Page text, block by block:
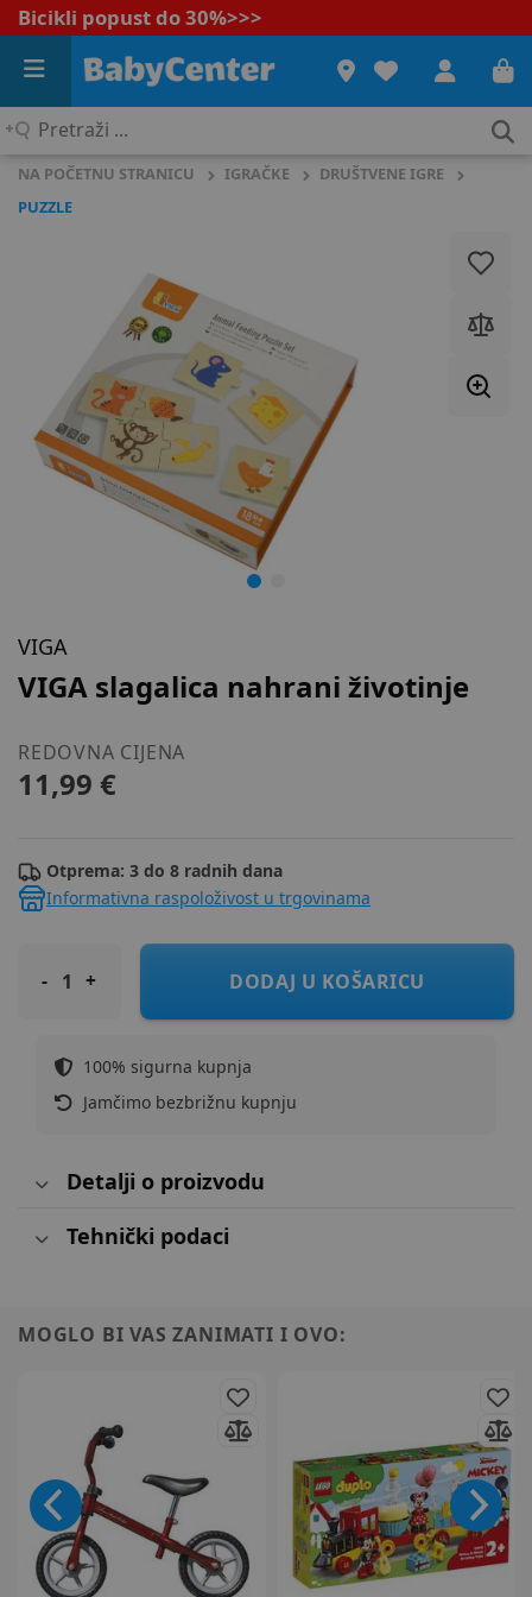
Bicikli popust do 30%>>>
Pretraži
NA POČETNU STRANICU IGRAČKE
DRUŠTVENE IGRE
PUZZLE
VIGA
VIGA slagalica nahrani životinje
REDOVNA CIJENA
11,99 €
Otprema: 3 do 8 radnih dana
Informativna raspoloživost u trgovinama
VIGA slagalica nahrani životinje
DODAJ U KOŠARICU
100% sigurna kupnja
Jamčimo bezbrižnu kupnju
Detalji o proizvodu
Tehnički podaci
MOGLO BI VAS ZANIMATI I OVO: